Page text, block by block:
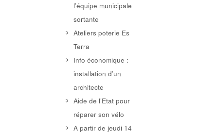
l’équipe municipale
sortante
Ateliers poterie Es
Terra
Info économique :
installation d’un
architecte
Aide de l’Etat pour
réparer son vélo
A partir de jeudi 14